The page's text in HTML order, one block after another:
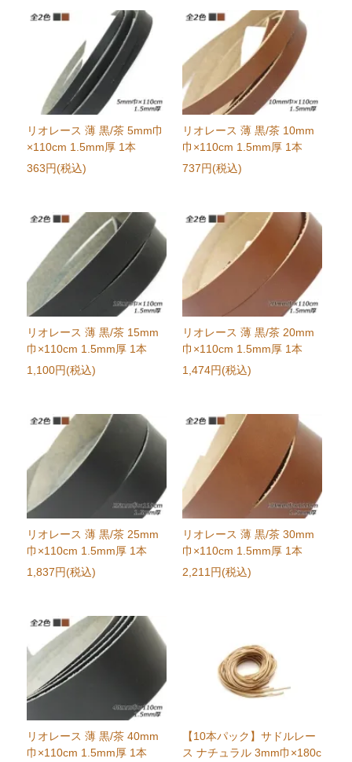
リオレース 薄 黒/茶 5mm巾
×110cm 1.5mm厚 1本
363円(税込)
リオレース 薄 黒/茶 10mm
巾×110cm 1.5mm厚 1本
737円(税込)
リオレース 薄 黒/茶 15mm
巾×110cm 1.5mm厚 1本
1,100円(税込)
リオレース 薄 黒/茶 20mm
巾×110cm 1.5mm厚 1本
1,474円(税込)
リオレース 薄 黒/茶 25mm
巾×110cm 1.5mm厚 1本
1,837円(税込)
リオレース 薄 黒/茶 30mm
巾×110cm 1.5mm厚 1本
2,211円(税込)
リオレース 薄 黒/茶 40mm
巾×110cm 1.5mm厚 1本
【10本パック】サドルレー
ス ナチュラル 3mm巾×180c